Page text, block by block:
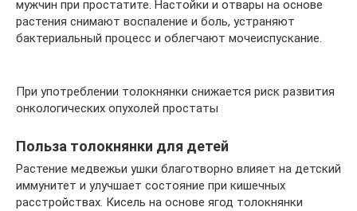
мужчин при простатите. Настойки и отвары на основе
растения снимают воспаление и боль, устраняют
бактериальный процесс и облегчают мочеиспускание.
При употреблении толокнянки снижается риск развития
онкологических опухолей простаты
Польза толокнянки для детей
Растение медвежьи ушки благотворно влияет на детский
иммунитет и улучшает состояние при кишечных
расстройствах. Кисель на основе ягод толокнянки